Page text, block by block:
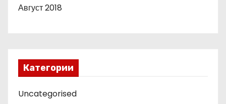
Август 2018
Категории
Uncategorised